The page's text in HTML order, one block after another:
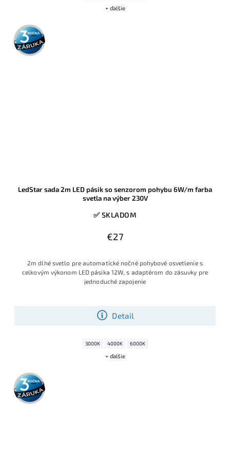
+ ďalšie
3 roky
záruka
LedStar sada 2m LED pásik so senzorom pohybu 6W/m farba
svetla na výber 230V
✅ SKLADOM
€27
Detail
2m dlhé svetlo pre automatické nočné pohybové osvetlenie s
celkovým výkonom LED pásika 12W, s adaptérom do zásuvky pre
jednoduché zapojenie
3000K 4000K 6000K
+ ďalšie
3 roky
záruka